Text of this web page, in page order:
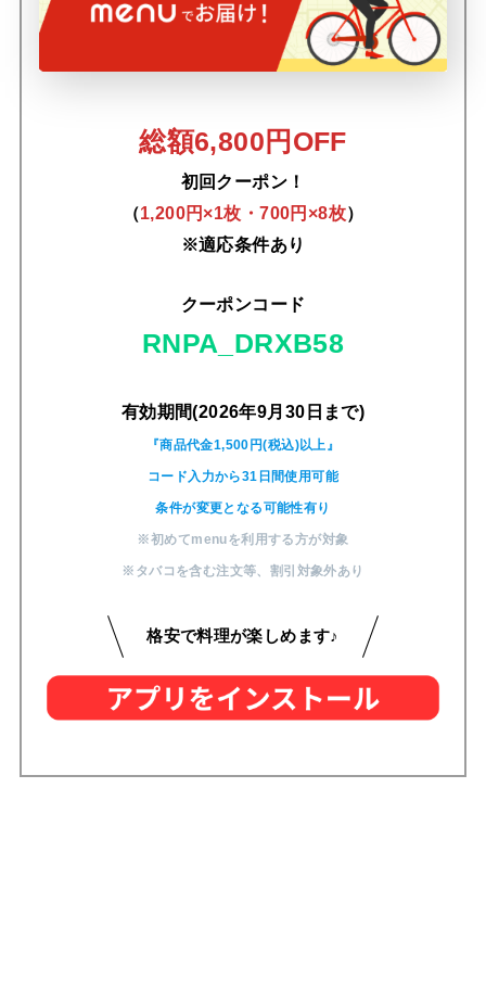
総額6,800円OFF
初回クーポン！
（1,200円×1枚・700円×8枚）
※適応条件あり
クーポンコード
RNPA_DRXB58
有効期間(2026年9月30日まで)
『商品代金1,500円(税込)以上』
コード入力から31日間使用可能
条件が変更となる可能性有り
※初めてmenuを利用する方が対象
※タバコを含む注文等、 割引対象外あり
格安で料理が楽しめます♪